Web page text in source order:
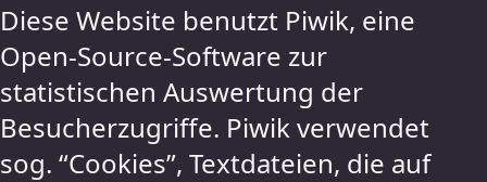
Diese Website benutzt Piwik, eine
Open-Source-Software zur
statistischen Auswertung der
Besucherzugriffe. Piwik verwendet
sog. “Cookies”, Textdateien, die auf